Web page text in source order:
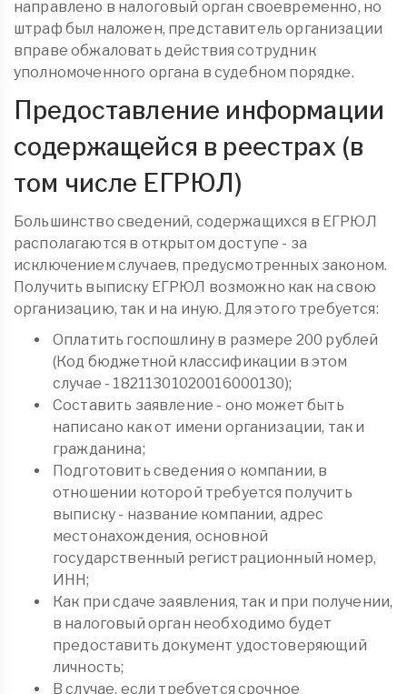
направлено в налоговый орган своевременно, но
штраф был наложен, представитель организации
вправе обжаловать действия сотрудник
уполномоченного органа в судебном порядке.
Предоставление информации
содержащейся в реестрах (в
том числе ЕГРЮЛ)
Большинство сведений, содержащихся в ЕГРЮЛ
располагаются в открытом доступе - за
исключением случаев, предусмотренных законом.
Получить выписку ЕГРЮЛ возможно как на свою
организацию, так и на иную. Для этого требуется:
Оплатить госпошлину в размере 200 рублей
(Код бюджетной классификации в этом
случае - 18211301020016000130);
Составить заявление - оно может быть
написано как от имени организации, так и
гражданина;
Подготовить сведения о компании, в
отношении которой требуется получить
выписку - название компании, адрес
местонахождения, основной
государственный регистрационный номер,
ИНН;
Как при сдаче заявления, так и при получении,
в налоговый орган необходимо будет
предоставить документ удостоверяющий
личность;
В случае, если требуется срочное